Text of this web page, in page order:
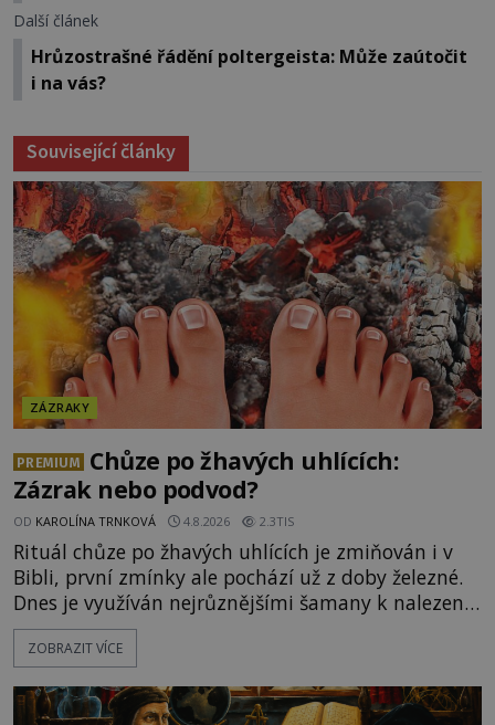
Další článek
Hrůzostrašné řádění poltergeista: Může zaútočit
i na vás?
Související články
ZÁZRAKY
PREMIUM
Chůze po žhavých uhlících:
Zázrak nebo podvod?
OD KAROLÍNA TRNKOVÁ 4.8.2026 2.3TIS
Rituál chůze po žhavých uhlících je zmiňován i v
Bibli, první zmínky ale pochází už z doby železné.
Dnes je využíván nejrůznějšími šamany k nalezení
spirituální síly či vnitřního klidu. Jak funguje a proč
si při něm člověk nepopálí nohy, což bylo
nadpřirozeného? Histori
ZOBRAZIT VÍCE